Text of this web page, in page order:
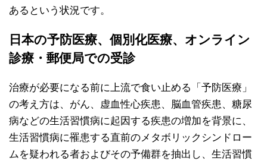
あるという状況です。
日本の予防医療、個別化医療、オンライン
診療・郵便局での受診
治療が必要になる前に上流で食い止める「予防医療」
の考え方は、がん、虚血性心疾患、脳血管疾患、糖尿
病などの生活習慣病に起因する疾患の増加を背景に、
生活習慣病に罹患する直前のメタボリックシンドロー
ムを疑われる者およびその予備群を抽出し、生活習慣